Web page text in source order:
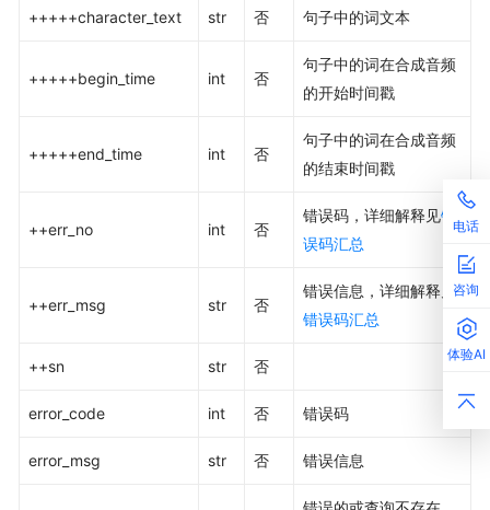
电话
咨询
体验AI
+++++character_text str 否 句子中的词文本
+++++begin_time int 否
句子中的词在合成音频
的开始时间戳
+++++end_time int 否
句子中的词在合成音频
的结束时间戳
++err_no int 否
错误码，详细解释见错
误码汇总
++err_msg str 否
错误信息，详细解释见
错误码汇总
++sn str 否
error_code int 否 错误码
error_msg str 否 错误信息